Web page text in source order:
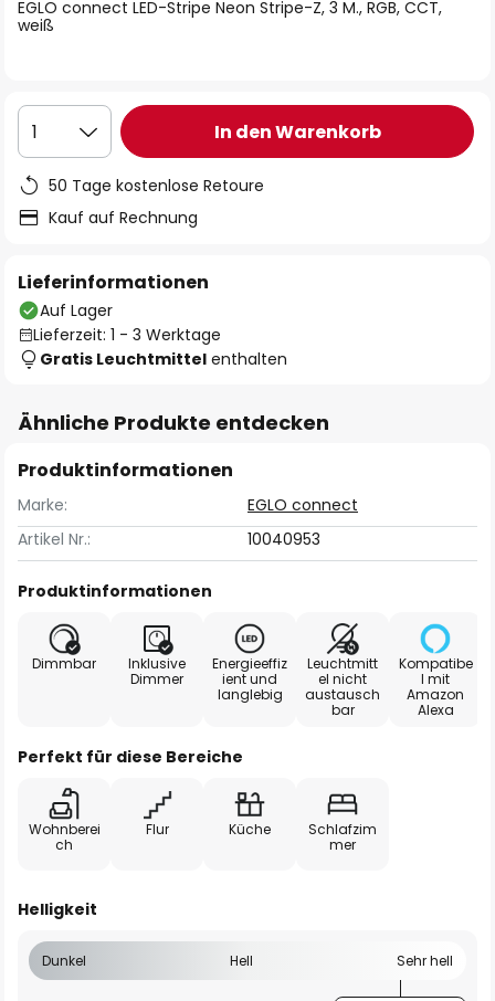
EGLO connect LED-Stripe Neon Stripe-Z, 3 M., RGB, CCT,
weiß
1 In den Warenkorb
50 Tage kostenlose Retoure
Kauf auf Rechnung
Lieferinformationen
Auf Lager
Lieferzeit: 1 - 3 Werktage
Gratis Leuchtmittel enthalten
Ähnliche Produkte entdecken
Produktinformationen
Marke:
EGLO connect
Artikel Nr.:
10040953
Produktinformationen
Dimmbar
Inklusive
Dimmer
Energieeffiz
ient und
langlebig
Leuchtmitt
el nicht
austausch
bar
Kompatibe
l mit
Amazon
Alexa
Perfekt für diese Bereiche
Wohnberei
ch
Flur Küche
Schlafzim
mer
Helligkeit
Dunkel Hell Sehr hell